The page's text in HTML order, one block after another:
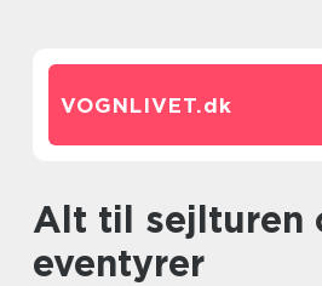
VOGNLIVET.dk
Alt til sejlturen og havet
eventyrer